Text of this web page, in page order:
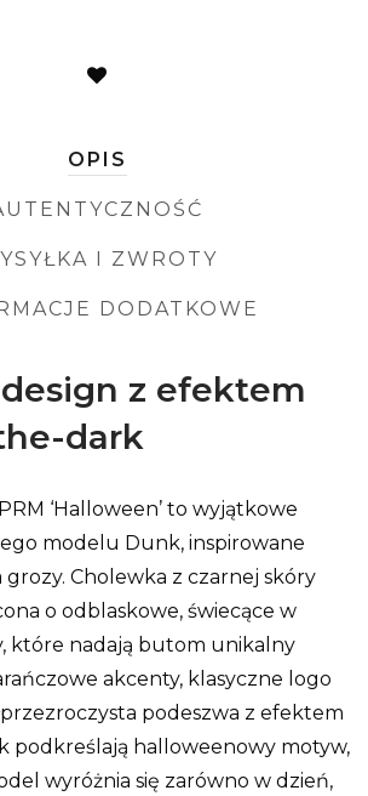
OPIS
I ZWROTY
DODATKOWE
z efektem
dark
‘Halloween’ to wyjątkowe
modelu Dunk, inspirowane
Cholewka z czarnej skóry
o odblaskowe, świecące w
które nadają butom unikalny
akcenty, klasyczne logo
podeszwa z efektem
podkreślają halloweenowy motyw,
wyróżnia się zarówno w dzień,